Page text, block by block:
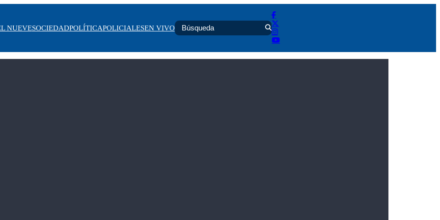
NUEVESOCIEDADPOLÍTICAPOLICIALESEN VIVO